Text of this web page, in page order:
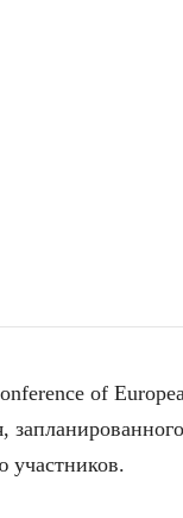
of
участников.